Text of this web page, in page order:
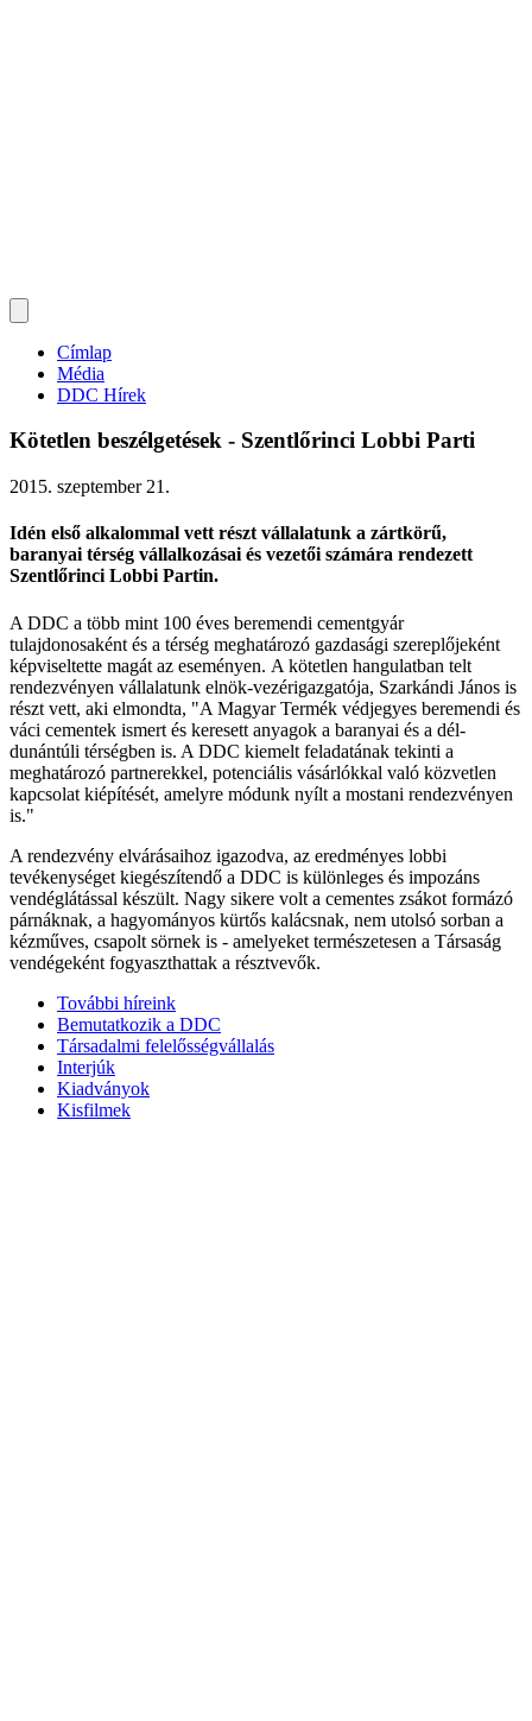
Címlap
Média
DDC Hírek
Kötetlen beszélgetések - Szentlőrinci Lobbi Parti
2015. szeptember 21.
Idén első alkalommal vett részt vállalatunk a zártkörű,
baranyai térség vállalkozásai és vezetői számára rendezett
Szentlőrinci Lobbi Partin.
A DDC a több mint 100 éves beremendi cementgyár
tulajdonosaként és a térség meghatározó gazdasági szereplőjeként
képviseltette magát az eseményen. A kötetlen hangulatban telt
rendezvényen vállalatunk elnök-vezérigazgatója, Szarkándi János is
részt vett, aki elmondta, "A Magyar Termék védjegyes beremendi és
váci cementek ismert és keresett anyagok a baranyai és a dél-
dunántúli térségben is. A DDC kiemelt feladatának tekinti a
meghatározó partnerekkel, potenciális vásárlókkal való közvetlen
kapcsolat kiépítését, amelyre módunk nyílt a mostani rendezvényen
is."
A rendezvény elvárásaihoz igazodva, az eredményes lobbi
tevékenységet kiegészítendő a DDC is különleges és impozáns
vendéglátással készült. Nagy sikere volt a cementes zsákot formázó
párnáknak, a hagyományos kürtős kalácsnak, nem utolsó sorban a
kézműves, csapolt sörnek is - amelyeket természetesen a Társaság
vendégeként fogyaszthattak a résztvevők.
További híreink
Bemutatkozik a DDC
Társadalmi felelősségvállalás
Interjúk
Kiadványok
Kisfilmek